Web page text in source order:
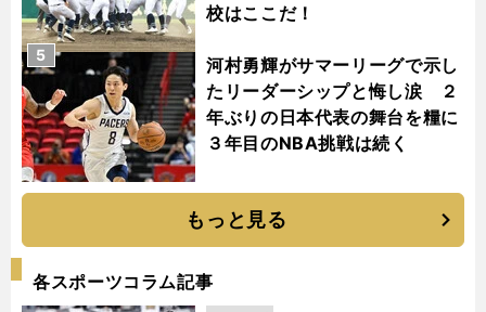
校はここだ！
河村勇輝がサマーリーグで示し
たリーダーシップと悔し涙 ２
年ぶりの日本代表の舞台を糧に
３年目のNBA挑戦は続く
5
もっと見る
各スポーツコラム記事